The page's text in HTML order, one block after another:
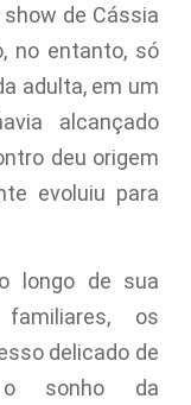
de Cássia
no entanto, só
adulta, em um
alcançado
deu origem
evoluiu para
longo de sua
os
delicado de
o sonho da